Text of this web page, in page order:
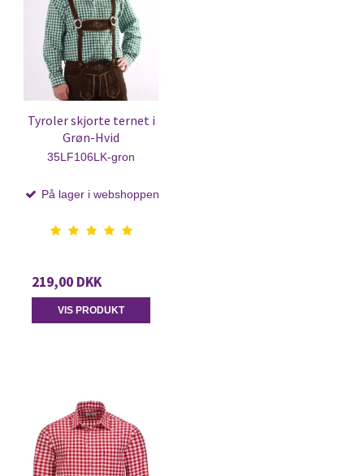
Tyroler skjorte ternet i
Grøn-Hvid
35LF106LK-gron
På lager i webshoppen
219,00 DKK
VIS PRODUKT